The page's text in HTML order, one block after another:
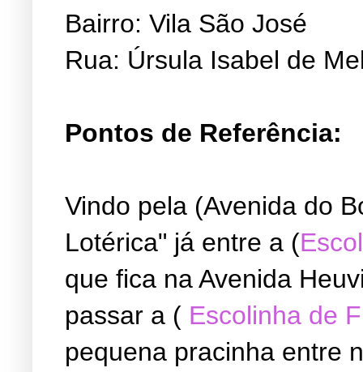
Bairro: Vila São José
Rua: Úrsula Isabel de
Pontos de Referência:
Vindo pela (Avenida do
Lotérica" já entre a (
que fica na Avenida
passar a ( Escolinha de
pequena pracinha entre